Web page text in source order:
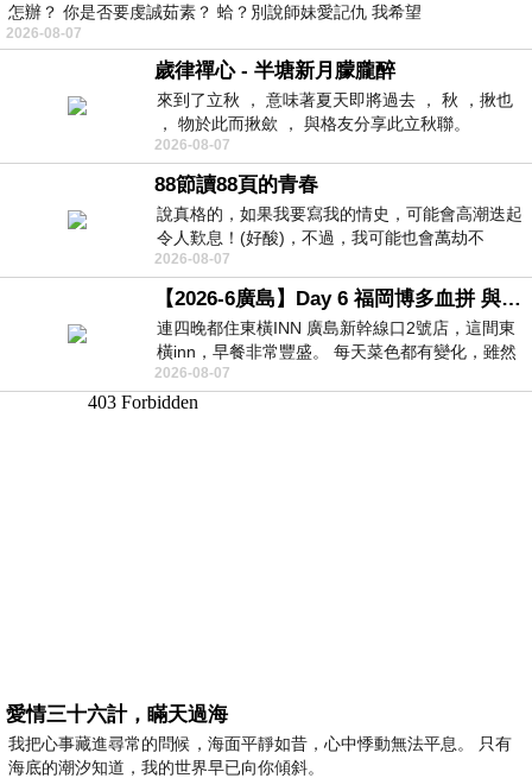
怎辦？ 你是否要虔誠茹素？ 蛤？別說師妹愛記仇 我希望
2026-08-07
歲律禪心 - 半塘新月朦朧醉
來到了立秋 ， 意味著夏天即將過去 ， 秋 ，揪也
， 物於此而揪歛 ， 與格友分享此立秋聯。
2026-08-07
88節讀88頁的青春
說真格的，如果我要寫我的情史，可能會高潮迭起
令人歎息！(好酸)，不過，我可能也會萬劫不
復...，每天跪鍵盤還是被判了花心的罪
2026-08-07
【2026-6廣島】Day 6 福岡博多血拼 與機場接送少年司機深夜對談
連四晚都住東橫INN 廣島新幹線口2號店，這間東
橫inn，早餐非常豐盛。 每天菜色都有變化，雖然
看到工作人員拿出料理包加熱，但
2026-08-07
愛情三十六計，瞞天過海
我把心事藏進尋常的問候，海面平靜如昔，心中悸動無法平息。 只有
海底的潮汐知道，我的世界早已向你傾斜。